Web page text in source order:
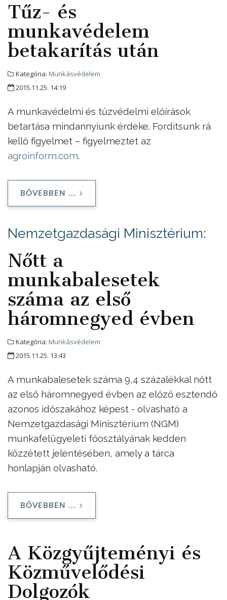
Tűz- és
munkavédelem
betakarítás után
Kategória: Munkásvédelem
2015.11.25. 14:19
A munkavédelmi és tűzvédelmi előírások
betartása mindannyiunk érdeke. Fordítsunk rá
kellő figyelmet – figyelmeztet az
agroinform.com.
BŐVEBBEN ...
Nemzetgazdasági Minisztérium:
Nőtt a
munkabalesetek
száma az első
háromnegyed évben
Kategória: Munkásvédelem
2015.11.25. 13:43
A munkabalesetek száma 9,4 százalékkal nőtt
az első háromnegyed évben az előző esztendő
azonos időszakához képest - olvasható a
Nemzetgazdasági Minisztérium (NGM)
munkafelügyeleti főosztályának kedden
közzétett jelentésében, amely a tárca
honlapján olvasható.
BŐVEBBEN ...
A Közgyűjteményi és
Közművelődési
Dolgozók